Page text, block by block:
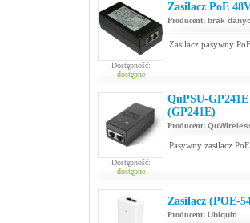
Dostępność:
dostępne
Zasilacz PoE
Producent: brak
Zasilacz pasywny
Dostępność:
dostępne
QuPSU-
(GP241E)
Producent:
Pasywny zasilacz
Zasilacz (POE-
Producent: Ubiquiti